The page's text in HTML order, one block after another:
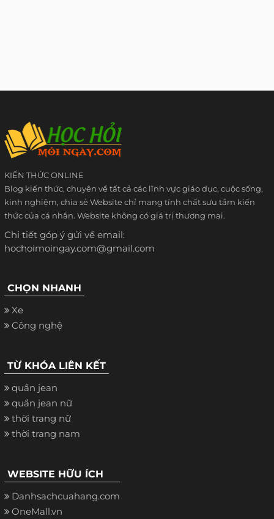
KIẾN THỨC ONLINE
Blog kiến thức, chuyên về tất cả các lĩnh vực giáo dục, cuộc sống,
kinh nghiệm, chia sẻ Website chỉ mang tính chất sưu tầm kiến
thức của cá nhân. Website không có giá trị thương mại.
Chi tiết góp ý gửi về email:
hochoimoingay.com@gmail.com
CHỌN NHANH
Xe
Công nghệ
TỪ KHÓA LIÊN KẾT
quần jean
quần jean nữ
thời trang nữ
thời trang nam
WEBSITE HỮU ÍCH
Danhsachcuahang.com
OneMall.vn